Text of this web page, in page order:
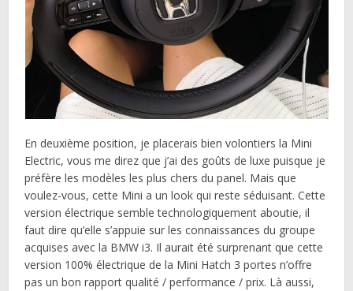
En deuxième position, je placerais bien volontiers la Mini
Electric, vous me direz que j’ai des goûts de luxe puisque je
préfère les modèles les plus chers du panel. Mais que
voulez-vous, cette Mini a un look qui reste séduisant. Cette
version électrique semble technologiquement aboutie, il
faut dire qu’elle s’appuie sur les connaissances du groupe
acquises avec la BMW i3. Il aurait été surprenant que cette
version 100% électrique de la Mini Hatch 3 portes n’offre
pas un bon rapport qualité / performance / prix. Là aussi,